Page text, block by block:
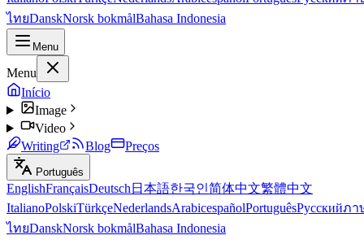
ไทยDanskNorsk bokmålBahasa Indonesia
Menu
Menu
Início
Image
Video
Writing
Blog Preços
Português
EnglishFrançaisDeutsch 日本語한국인简体中文繁體中文
ItalianoPolskiTürkçeNederlandsArabicespañolPortuguêsРусскийภา
ไทยDanskNorsk bokmålBahasa Indonesia